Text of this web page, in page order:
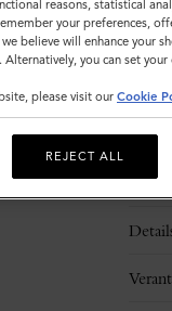
reasons, statistical
your preferences,
believe will enhance your
you can set your
please visit our Cookie
REJECT ALL